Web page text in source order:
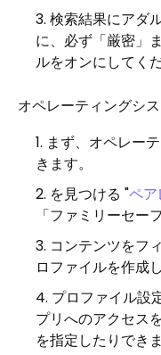
検索結果にアダ
に、必ず「厳密」
ルをオンにしてくだ
オペレーティングシス
まず、オペレー
きます。
を見つける "ペ
「ファミリーセー
コンテンツをフ
ロファイルを作成
プロファイル設
プリへのアクセス
を指定したりできま